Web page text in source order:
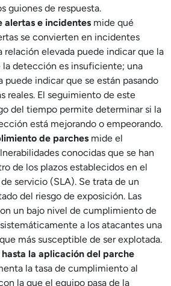
guiones de respuesta.
alertas e incidentes mide qué
se convierten en incidentes
relación elevada puede indicar que la
detección es insuficiente; una
puede indicar que se están pasando
reales. El seguimiento de este
del tiempo permite determinar si la
está mejorando o empeorando.
de parches mide el
conocidas que se han
de los plazos establecidos en el
servicio (SLA). Se trata de un
del riesgo de exposición. Las
un bajo nivel de cumplimiento de
a los atacantes una
más susceptible de ser explotada.
la aplicación del parche
la tasa de cumplimiento al
la que el equipo pasa de la